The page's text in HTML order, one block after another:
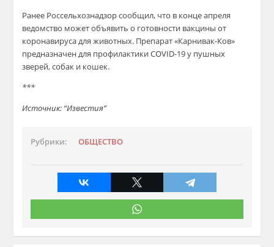
Ранее Россельхознадзор сообщил, что в конце апреля
ведомство может объявить о готовности вакцины от
коронавируса для животных. Препарат «Карнивак-Ков»
предназначен для профилактики COVID-19 у пушных
зверей, собак и кошек.
***
Источник: “Известия”
Рубрики: ОБЩЕСТВО